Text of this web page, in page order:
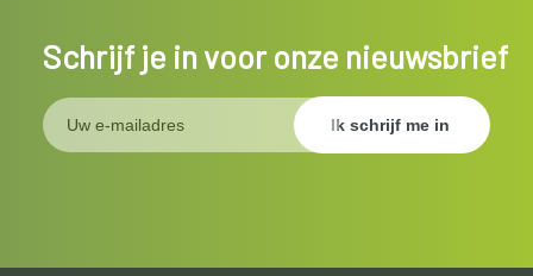
Schrijf je in voor onze nieuwsbrief